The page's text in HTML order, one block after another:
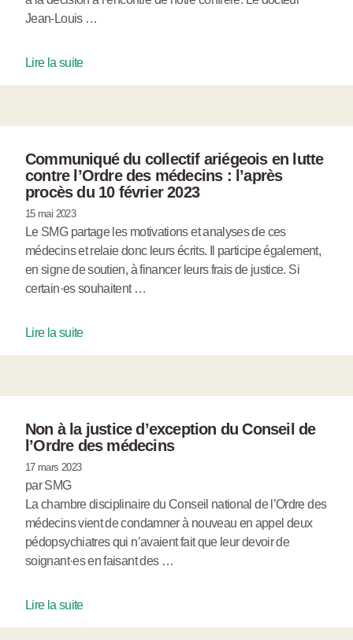
Jean-Louis …
Lire la suite
Communiqué du collectif ariégeois en lutte
contre l’Ordre des médecins : l’après
procès du 10 février 2023
15 mai 2023
Le SMG partage les motivations et analyses de ces
médecins et relaie donc leurs écrits. Il participe également,
en signe de soutien, à financer leurs frais de justice. Si
certain·es souhaitent …
Lire la suite
Non à la justice d’exception du Conseil de
l’Ordre des médecins
17 mars 2023
par SMG
La chambre disciplinaire du Conseil national de l’Ordre des
médecins vient de condamner à nouveau en appel deux
pédopsychiatres qui n’avaient fait que leur devoir de
soignant·es en faisant des …
Lire la suite